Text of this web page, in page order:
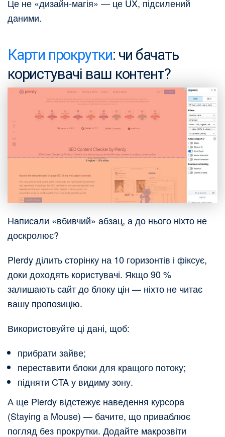
Це не «дизайн‑магія» — це UX, підсилений
даними.
Карти прокрутки: чи бачать
користувачі ваш контент?
Написали «вбивчий» абзац, а до нього ніхто не
доскролює?
Plerdy ділить сторінку на 10 горизонтів і фіксує,
доки доходять користувачі. Якщо 90 %
залишають сайт до блоку цін — ніхто не читає
вашу пропозицію.
Використовуйте ці дані, щоб:
прибрати зайве;
переставити блоки для кращого потоку;
підняти CTA у видиму зону.
А ще Plerdy відстежує наведення курсора
(Staying a Mouse) — бачите, що приваблює
погляд без прокрутки. Додайте макрозвіти